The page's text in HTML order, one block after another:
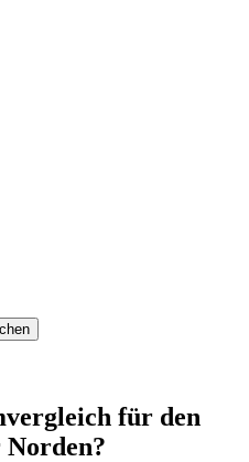
für den